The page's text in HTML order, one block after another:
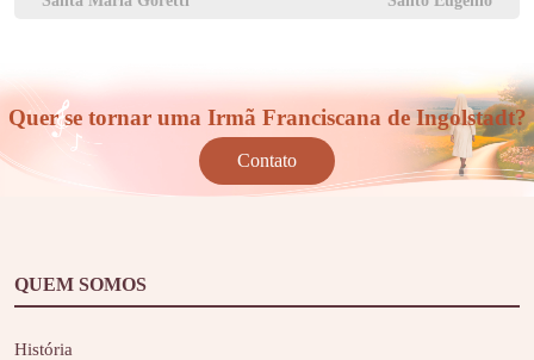
Quer se tornar uma Irmã Franciscana de Ingolstadt?
Contato
QUEM SOMOS
História